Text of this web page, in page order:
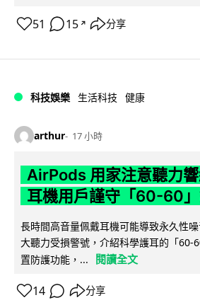
51 15 ↗ 分享
科技娛樂 生活科技 健康
arthur 17 小時
AirPods 用家注意聽力
耳機用戶謹守「60-60
長時間高音量佩戴耳機可能導致永久性
大聽力受損警號，介紹科學護耳的「60-
置防護功能，...
閱讀全文
14 分享